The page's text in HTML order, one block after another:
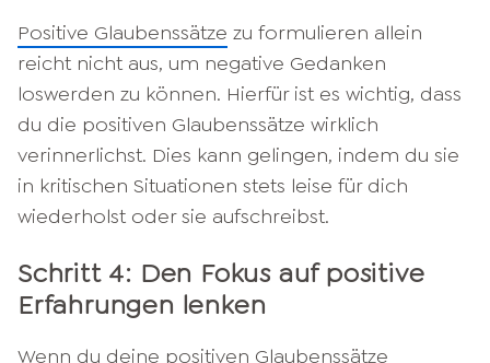
Positive Glaubenssätze zu formulieren allein
reicht nicht aus, um negative Gedanken
loswerden zu können. Hierfür ist es wichtig, dass
du die positiven Glaubenssätze wirklich
verinnerlichst. Dies kann gelingen, indem du sie
in kritischen Situationen stets leise für dich
wiederholst oder sie aufschreibst.
Schritt 4: Den Fokus auf positive
Erfahrungen lenken
Wenn du deine positiven Glaubenssätze